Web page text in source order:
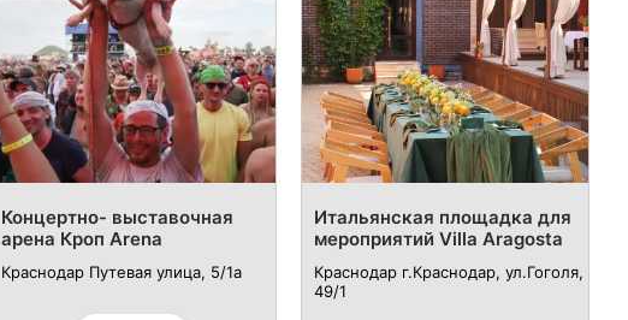
Концертно- выставочная
арена Кроп Arena
Краснодар Путевая улица, 5/1а
Итальянская площадка для
мероприятий Villa Aragosta
Краснодар г.Краснодар, ул.Гоголя,
49/1